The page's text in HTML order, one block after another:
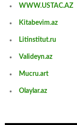
WWW.USTAC.AZ
Kitabevim.az
Litinstitut.ru
Valideyn.az
Mucru.art
Olaylar.az